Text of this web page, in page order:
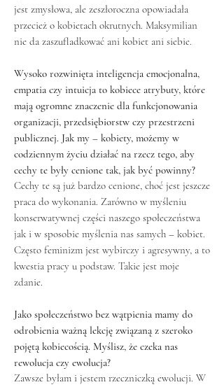
jest zmysłowa, ale zeszłoroczna opowiadała
przecież o kobietach okrutnych. Maksymilian
nie da zaszufladkować ani kobiet ani siebie.
Wysoko rozwinięta inteligencja emocjonalna,
empatia czy intuicja to kobiece atrybuty, które
mają ogromne znaczenie dla funkcjonowania
organizacji, przedsiębiorstw czy przestrzeni
publicznej. Jak my – kobiety, możemy w
codziennym życiu działać na rzecz tego, aby
cechy te były cenione tak, jak być powinny?
Cechy te są już bardzo cenione, choć jest jeszcze
praca do wykonania. Zarówno w myśleniu
konserwatywnej części naszego społeczeństwa
jak i w sposobie myślenia nas samych – kobiet.
Często feminizm jest wybirczy i agresywny, a to
kwestia pracy u podstaw. Takie jest moje
zdanie.
Jako społeczeństwo bez wątpienia mamy do
odrobienia ważną lekcję związaną z szeroko
pojętą kobiecością. Myślisz, że czeka nas
rewolucja czy ewolucja?
Zawsze byłam i jestem rzeczniczką ewolucji. W